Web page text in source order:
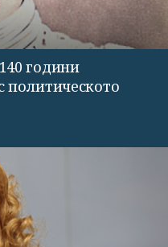
години
политическото